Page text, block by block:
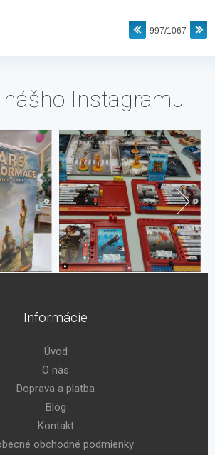
997/1067
Instagramu
Informácie
Úvod
O nás
Doprava a platba
Blog
Kontakt
obchodné podmienky